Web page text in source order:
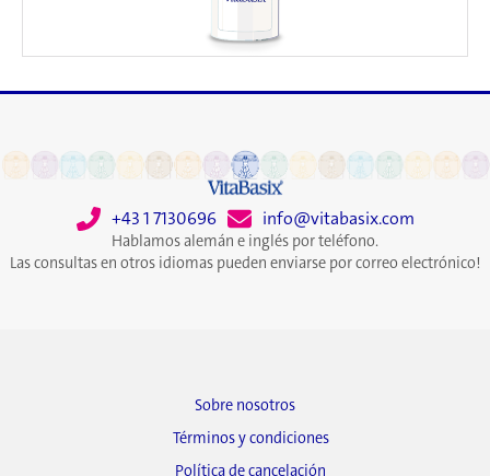
+43 1 7130696 info@vitabasix.com
Hablamos alemán e inglés por teléfono.
Las consultas en otros idiomas pueden enviarse por correo electrónico!
Sobre nosotros
Términos y condiciones
Política de cancelación